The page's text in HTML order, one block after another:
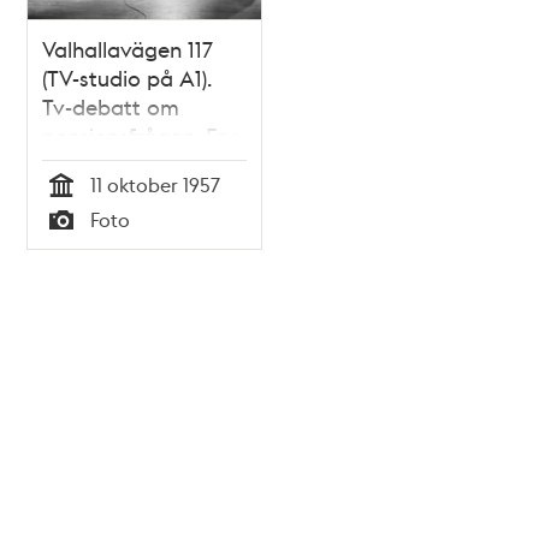
Valhallavägen 117
(TV-studio på A1).
Tv-debatt om
pensionsfrågan. Fr.v.
Wilhelm Röhl,
Gunnar Dahlman,
Arne Geijer, Torsten
Nilsson, Sten
Tid
11 oktober 1957
Typ
Foto